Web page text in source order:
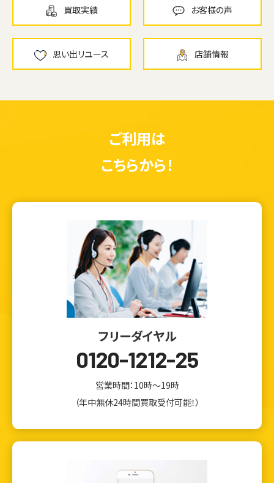
買取実績 お客様の声
思い出リユース 店舗情報
ご利用は
こちらから！
フリーダイヤル
0120-1212-25
営業時間：10時～19時
（年中無休24時間買取受付可能！）